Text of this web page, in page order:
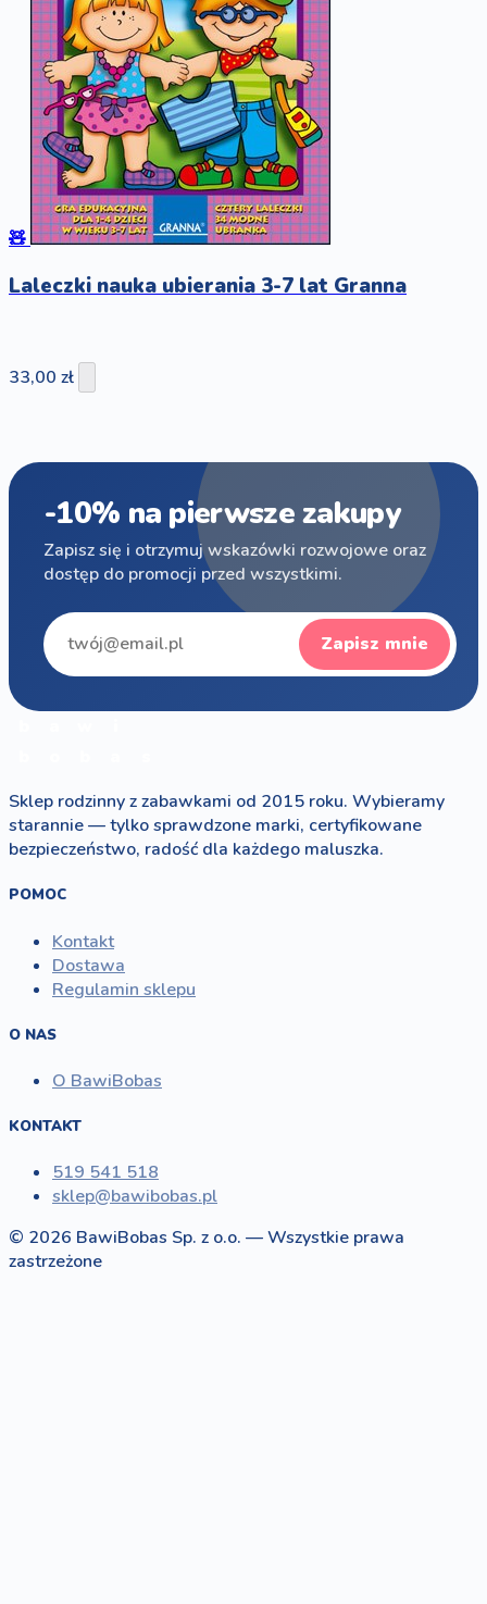
🧸
Laleczki nauka ubierania 3-7 lat Granna
33,00 zł
-10% na pierwsze zakupy
Zapisz się i otrzymuj wskazówki rozwojowe oraz
dostęp do promocji przed wszystkimi.
Zapisz mnie
Sklep rodzinny z zabawkami od 2015 roku. Wybieramy
starannie — tylko sprawdzone marki, certyfikowane
bezpieczeństwo, radość dla każdego maluszka.
POMOC
Kontakt
Dostawa
Regulamin sklepu
O NAS
O BawiBobas
KONTAKT
519 541 518
sklep@bawibobas.pl
© 2026 BawiBobas Sp. z o.o. — Wszystkie prawa
zastrzeżone